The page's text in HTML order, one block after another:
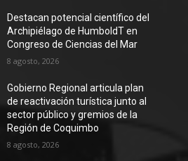
Destacan potencial científico del
Archipiélago de HumboldT en
Congreso de Ciencias del Mar
8 agosto, 2026
Gobierno Regional articula plan
de reactivación turística junto al
sector público y gremios de la
Región de Coquimbo
8 agosto, 2026